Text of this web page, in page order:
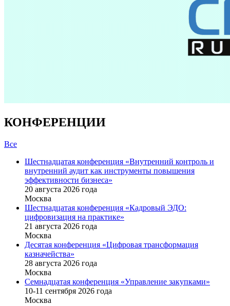
КОНФЕРЕНЦИИ
Все
Шестнадцатая конференция «Внутренний контроль и
внутренний аудит как инструменты повышения
эффективности бизнеса»
20 августа 2026 года
Москва
Шестнадцатая конференция «Кадровый ЭДО:
цифровизация на практике»
21 августа 2026 года
Москва
Десятая конференция «Цифровая трансформация
казначейства»
28 августа 2026 года
Москва
Семнадцатая конференция «Управление закупками»
10-11 сентября 2026 года
Москва